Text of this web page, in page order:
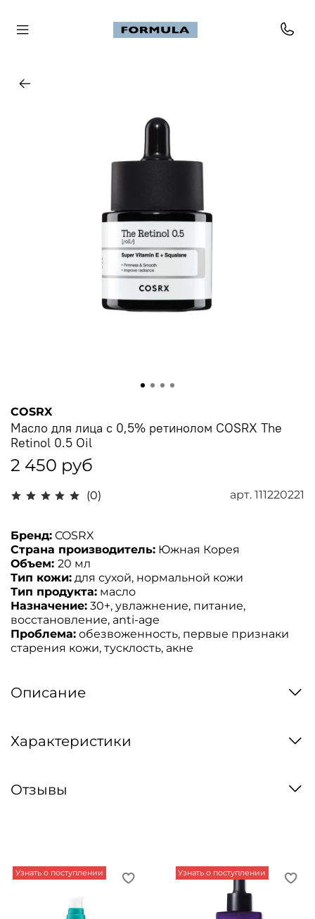
(0) арт. 111220221
COSRX
Масло для лица с 0,5% ретинолом COSRX The
Retinol 0.5 Oil
2 450 руб
Бренд: COSRX
Страна производитель: Южная Корея
Объем: 20 мл
Тип кожи: для сухой, нормальной кожи
Тип продукта: масло
Назначение: 30+, увлажнение, питание,
восстановление, anti-age
Проблема: обезвоженность, первые признаки
старения кожи, тусклость, акне
Описание
Характеристики
Отзывы
Узнать о поступлении Узнать о поступлении